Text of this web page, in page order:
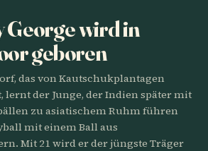
George wird in
geboren
das von Kautschukplantagen
der Junge, der Indien später mit
zu asiatischem Ruhm führen
mit einem Ball aus
Mit 21 wird er der jüngste Träger